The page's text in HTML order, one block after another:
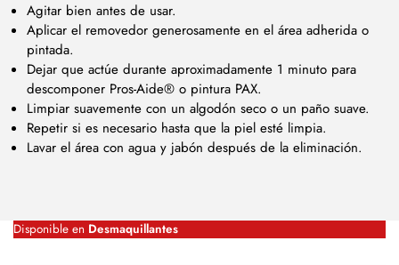
Agitar bien antes de usar.
Aplicar el removedor generosamente en el área adherida o
pintada.
Dejar que actúe durante aproximadamente 1 minuto para
descomponer Pros-Aide® o pintura PAX.
Limpiar suavemente con un algodón seco o un paño suave.
Repetir si es necesario hasta que la piel esté limpia.
Lavar el área con agua y jabón después de la eliminación.
Disponible en Desmaquillantes